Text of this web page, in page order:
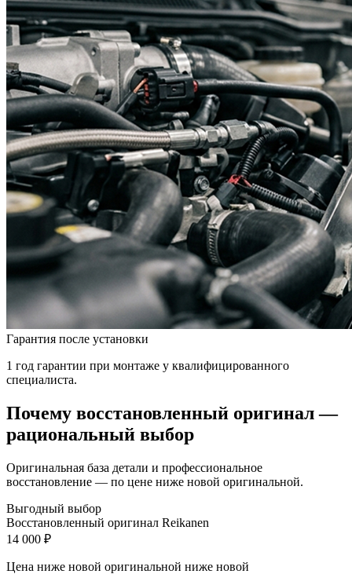
Гарантия после установки
1 год гарантии при монтаже у квалифицированного
специалиста.
Почему восстановленный оригинал —
рациональный выбор
Оригинальная база детали и профессиональное
восстановление — по цене ниже новой оригинальной.
Выгодный выбор
Восстановленный оригинал Reikanen
14 000 ₽
Цена ниже новой оригинальной ниже новой